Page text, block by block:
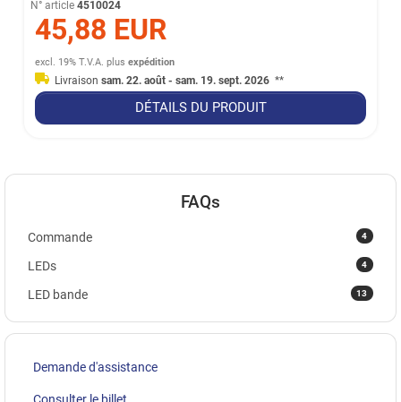
N° article 4510024
45,88 EUR
excl. 19% T.V.A. plusexpédition
Livraisonsam. 22. août - sam. 19. sept. 2026 **
DÉTAILS DU PRODUIT
FAQs
4
Commande
4
LEDs
13
LED bande
Demande d'assistance